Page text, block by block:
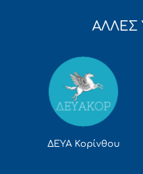
ΑΛΛΕΣ
ΔΕΥΑ Κορίνθου